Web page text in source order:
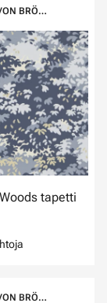
LÅNGELID / VON BRÖMSSEN
tapetti
LÅNGELID / VON BRÖMSSEN